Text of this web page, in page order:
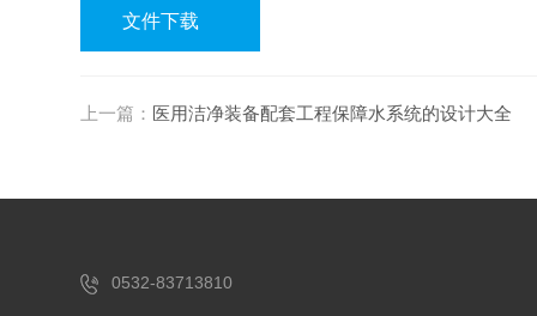
文件下载
上一篇： 医用洁净装备配套工程保障水系统的设计大全
0532-83713810